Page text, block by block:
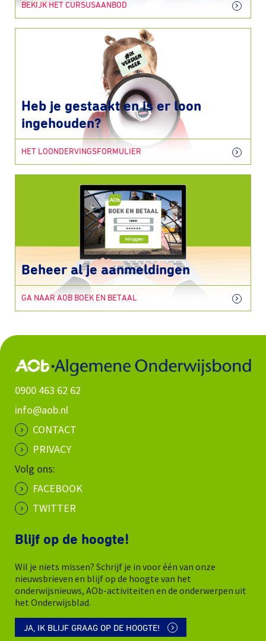
BEKIJK HET CURSUSAANBOD
Heb je gestaakt en is er loon
ingehouden?
HET LOONDERVINGSFORMULIER
Beheer al je aanmeldingen
GA NAAR AOB BOEK EN BETAAL
0900 463 62 62
info@aob.nl
CONTACT
PRIVACY
Volg ons:
FACEBOOK
TWITTER
Blijf op de hoogte!
Wil je niets missen? Schrijf je in voor één van onze
nieuwsbrieven en blijf op de hoogte van het
onderwijsnieuws, AOb-activiteiten en de onderwerpen uit
het Onderwijsblad.
JA, IK BLIJF GRAAG OP DE HOOGTE!